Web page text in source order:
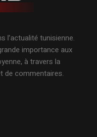
l’actualité tunisienne.
importance aux
à travers la
de commentaires.